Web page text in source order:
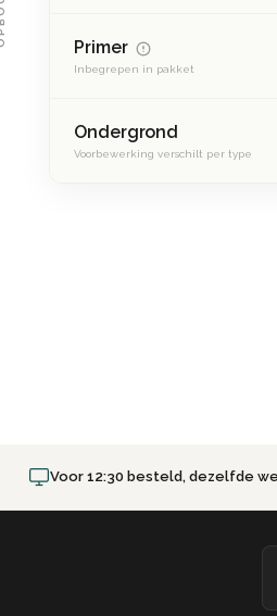
Primer
Inbegrepen in pakket
Ondergrond
Voorbewerking verschilt per type
Voor 12:30 besteld, dezelfde